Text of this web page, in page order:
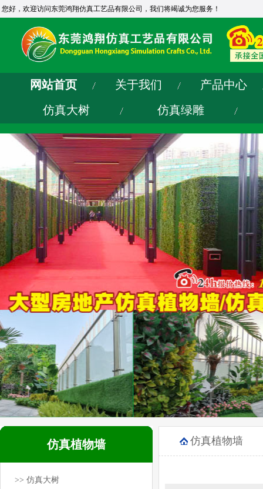
您好，欢迎访问东莞鸿翔仿真工艺品有限公司，我们将竭诚为您服务！
网站首页 关于我们
产品中心
仿真大树
仿真绿雕
仿真植物墙
>> 仿真大树
仿真植物墙